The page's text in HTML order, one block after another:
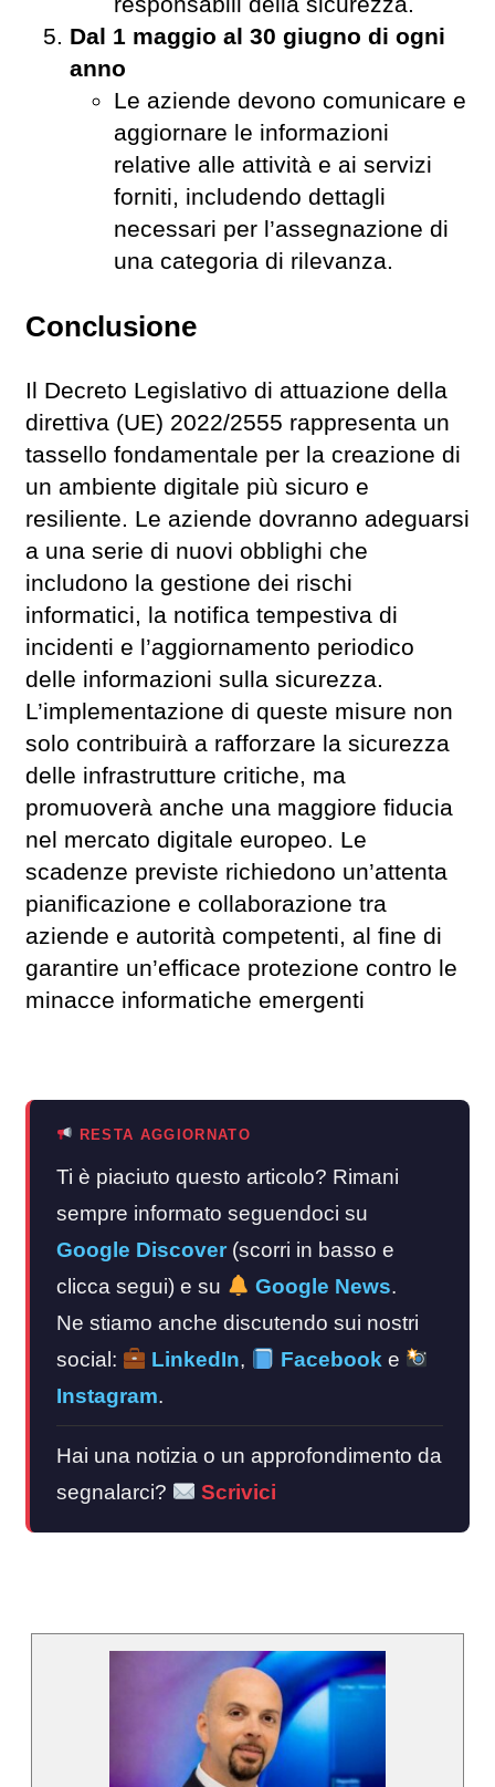
Dal 1 maggio al 30 giugno di ogni
anno
Le aziende devono comunicare e
aggiornare le informazioni
relative alle attività e ai servizi
forniti, includendo dettagli
necessari per l’assegnazione di
una categoria di rilevanza.
Conclusione
Il Decreto Legislativo di attuazione della
direttiva (UE) 2022/2555 rappresenta un
tassello fondamentale per la creazione di
un ambiente digitale più sicuro e
resiliente. Le aziende dovranno adeguarsi
a una serie di nuovi obblighi che
includono la gestione dei rischi
informatici, la notifica tempestiva di
incidenti e l’aggiornamento periodico
delle informazioni sulla sicurezza.
L’implementazione di queste misure non
solo contribuirà a rafforzare la sicurezza
delle infrastrutture critiche, ma
promuoverà anche una maggiore fiducia
nel mercato digitale europeo. Le
scadenze previste richiedono un’attenta
pianificazione e collaborazione tra
aziende e autorità competenti, al fine di
garantire un’efficace protezione contro le
minacce informatiche emergenti​
RESTA AGGIORNATO
Ti è piaciuto questo articolo? Rimani
sempre informato seguendoci su
Google Discover (scorri in basso e
clicca segui) e su
Google News.
Ne stiamo anche discutendo sui nostri
social:
LinkedIn, Facebook e
Instagram.
Hai una notizia o un approfondimento da
segnalarci?
Scrivici